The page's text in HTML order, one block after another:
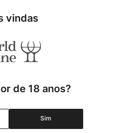
Amadurecimento
vindas
de 18 anos?
Sim